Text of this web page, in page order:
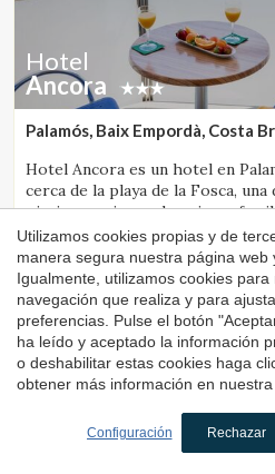
Hotel
Ancora
Palamós, Baix Empordà, Costa
Hotel Ancora es un hotel en
cerca de la playa de la Fosca,
piscina, opciones de ocio en
1 noche desde
110€
Utilizamos cookies propias y de
manera segura nuestra página web
Igualmente, utilizamos cookies
navegación que realiza y para
preferencias. Pulse el botón
ha leído y aceptado la información
o deshabilitar estas cookies haga
obtener más información en nuestra
Configuración Rechazar